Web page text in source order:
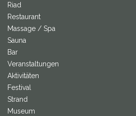
Riad
Restaurant
Massage / Spa
Sauna
Bar
Veranstaltungen
Aktivitäten
Festival
Strand
Museum